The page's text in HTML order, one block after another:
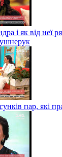
і як від неї
пар, які